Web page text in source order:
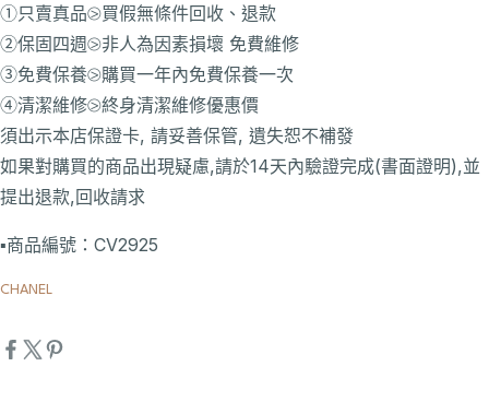
①只賣真品⧁買假無條件回收、退款
②保固四週⧁非人為因素損壞 免費維修
③免費保養⧁購買一年內免費保養一次
④清潔維修⧁終身清潔維修優惠價
須出示本店保證卡, 請妥善保管, 遺失恕不補發
如果對購買的商品出現疑慮,請於14天內驗證完成(書面證明),並
提出退款,回收請求
▪️商品編號：CV2925
CHANEL